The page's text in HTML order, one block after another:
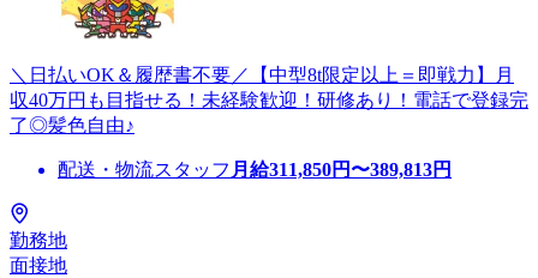
＼日払いOK＆履歴書不要／【中型8t限定以上＝即戦力】月
収40万円も目指せる！未経験歓迎！研修あり！電話で登録完
了◎髪色自由♪
配送・物流スタッフ 月給311,850円〜389,813円
勤務地
面接地